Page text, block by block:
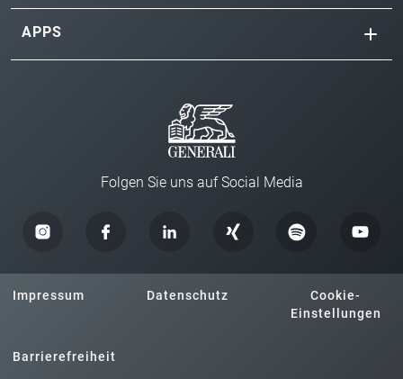
APPS
Folgen Sie uns auf Social Media
Impressum Datenschutz
Cookie-
Einstellungen
Barrierefreiheit